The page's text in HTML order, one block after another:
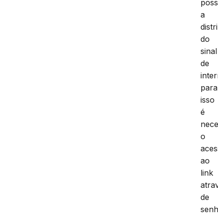
a
do
sinal
de
para
isso
é
o
ao
link
de